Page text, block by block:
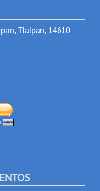
Tlalpan, 14610